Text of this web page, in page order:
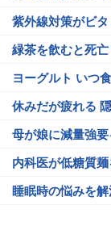
紫外線対策がビ
緑茶を飲むと死
ヨーグルト いつ
休みだが疲れる
母が娘に減量強
内科医が低糖質
睡眠時の悩みを